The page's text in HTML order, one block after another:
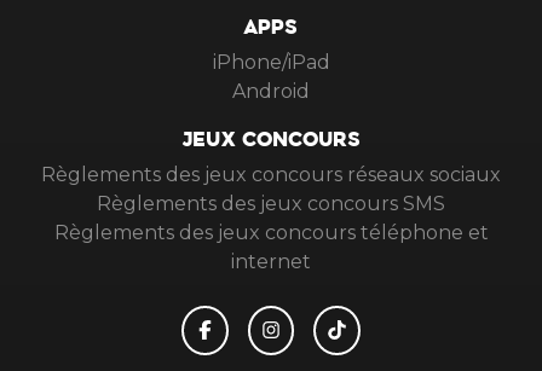
APPS
iPhone/iPad
Android
JEUX CONCOURS
Règlements des jeux concours réseaux sociaux
Règlements des jeux concours SMS
Règlements des jeux concours téléphone et
internet